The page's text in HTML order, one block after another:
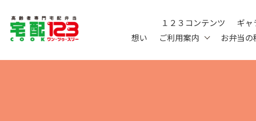
想い ご利用案内 お弁当の
１２３コンテンツ ギャ